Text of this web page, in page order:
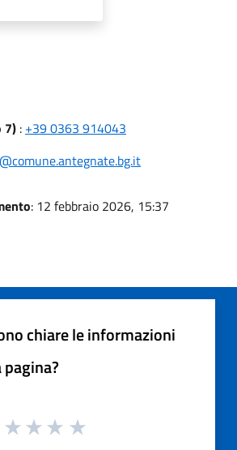
7) : +39 0363 914043
: 12 febbraio 2026, 15:37
chiare le informazioni